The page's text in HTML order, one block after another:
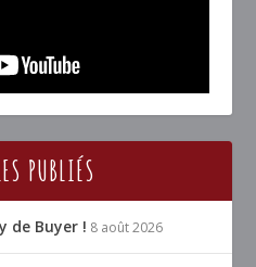
PUBLIÉS
de Buyer ! 8 août 2026